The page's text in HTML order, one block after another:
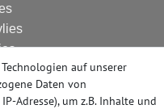
auf unserer
Daten von
Adresse), um z.B. Inhalte und